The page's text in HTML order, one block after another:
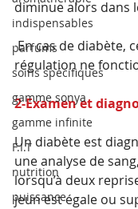
indispensables
parfums
soins spécifiques
gamme sonya
gamme infinite
F.I.T
nutrition
puissance
diminue alors dans
En cas de diabète, ce système de
régulation ne
2-Examen et
Un diabète est
une analyse de
lorsqu’à deux
jeun est égale ou